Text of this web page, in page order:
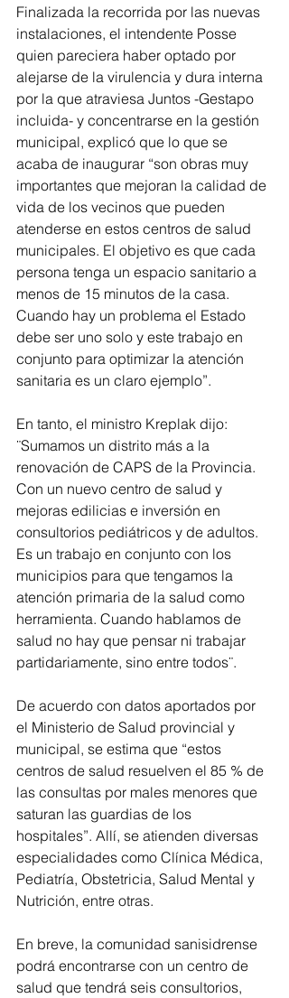
Finalizada la recorrida por las nuevas
instalaciones, el intendente Posse
quien pareciera haber optado por
alejarse de la virulencia y dura interna
por la que atraviesa Juntos -Gestapo
incluida- y concentrarse en la gestión
municipal, explicó que lo que se
acaba de inaugurar “son obras muy
importantes que mejoran la calidad de
vida de los vecinos que pueden
atenderse en estos centros de salud
municipales. El objetivo es que cada
persona tenga un espacio sanitario a
menos de 15 minutos de la casa.
Cuando hay un problema el Estado
debe ser uno solo y este trabajo en
conjunto para optimizar la atención
sanitaria es un claro ejemplo”.
En tanto, el ministro Kreplak dijo:
¨Sumamos un distrito más a la
renovación de CAPS de la Provincia.
Con un nuevo centro de salud y
mejoras edilicias e inversión en
consultorios pediátricos y de adultos.
Es un trabajo en conjunto con los
municipios para que tengamos la
atención primaria de la salud como
herramienta. Cuando hablamos de
salud no hay que pensar ni trabajar
partidariamente, sino entre todos¨.
De acuerdo con datos aportados por
el Ministerio de Salud provincial y
municipal, se estima que “estos
centros de salud resuelven el 85 % de
las consultas por males menores que
saturan las guardias de los
hospitales”. Allí, se atienden diversas
especialidades como Clínica Médica,
Pediatría, Obstetricia, Salud Mental y
Nutrición, entre otras.
En breve, la comunidad sanisidrense
podrá encontrarse con un centro de
salud que tendrá seis consultorios,